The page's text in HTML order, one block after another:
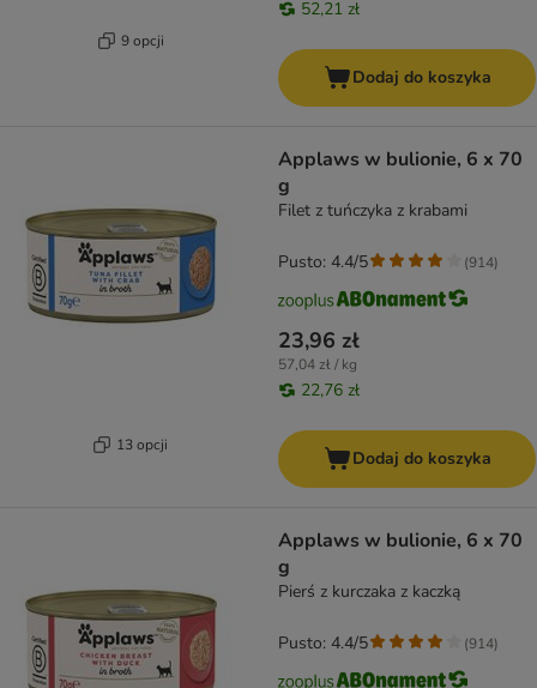
9 opcji
52,21 zł
Dodaj do koszyka
13 opcji
Applaws w bulionie, 6 x 70
g
Filet z tuńczyka z krabami
23,96 zł
57,04 zł / kg
22,76 zł
Pusto: 4.4/5 (914)
Dodaj do koszyka
Applaws w bulionie, 6 x 70
g
Pierś z kurczaka z kaczką
Pusto: 4.4/5 (914)